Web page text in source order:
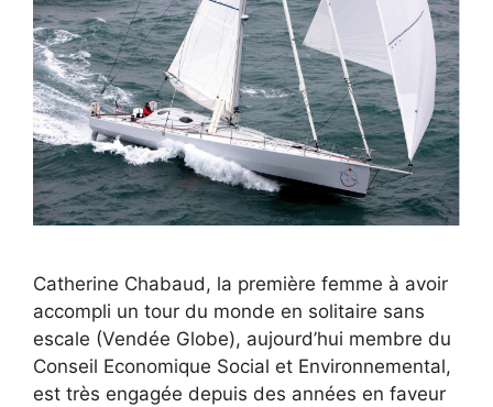
Catherine Chabaud, la première femme à avoir
accompli un tour du monde en solitaire sans
escale (Vendée Globe), aujourd’hui membre du
Conseil Economique Social et Environnemental,
est très engagée depuis des années en faveur